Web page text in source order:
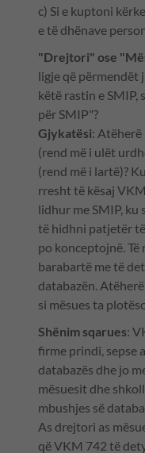
c) Si e kuptoni
e të dhënave
"Drejtori" ose
ligje që përmendët
këtë rastin e SMIP,
për SMIP"?
Gjykatësi:
(rend më i ulët
(rend më i lartë)?
rresht të kësaj
lidhur me SMIP,
të hidhni patjetër
po konceptojnë. Të
barabartë me të
databazën.
si mësues ta
Shënim sqarues:
firme prindi, sepse
databazës dhe jo
mësuesit dhe
mbushjes së
As drejtori as
që VKM 742 të